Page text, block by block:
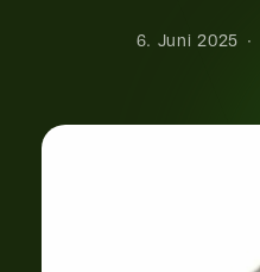
6. Juni 2025